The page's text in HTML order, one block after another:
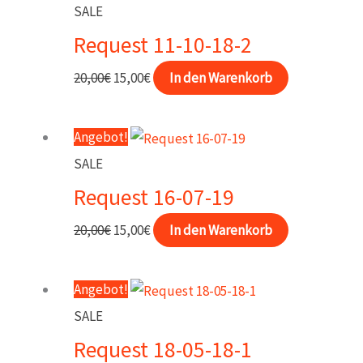
SALE
Request 11-10-18-2
20,00€Ursprünglicher
war:
15,00€Aktueller
15,00€.
In den Warenkorb
Angebot!
SALE
Request 16-07-19
20,00€Ursprünglicher
war:
15,00€Aktueller
15,00€.
In den Warenkorb
Angebot!
SALE
Request 18-05-18-1